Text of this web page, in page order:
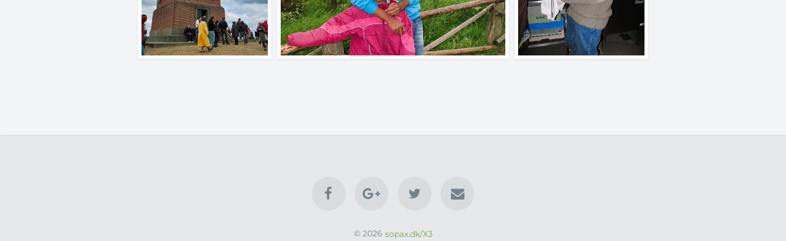
© 2026 sopax.dk/X3